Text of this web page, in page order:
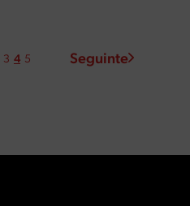
3 4 5 Seguinte